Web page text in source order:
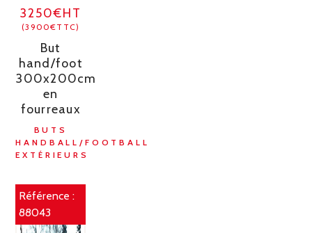
3250€HT
(3900€TTC)
But
hand/foot
300x200cm
en
fourreaux
BUTS
HANDBALL/FOOTBALL
EXTÉRIEURS
Référence :
88043